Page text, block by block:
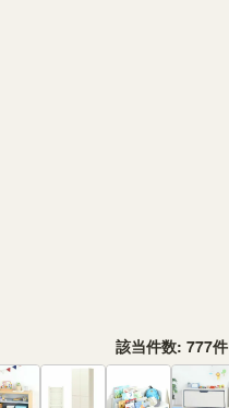
該当件数: 777件